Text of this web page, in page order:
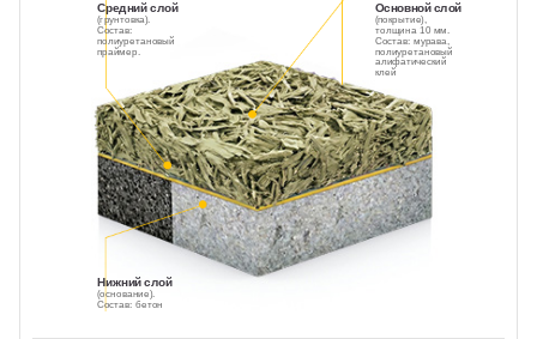
Нижний слой
(основание).
Состав: бетон
Средний слой
(грунтовка).
Состав:
полиуретановый
праймер.
Основной слой
(покрытие),
толщина 10 мм.
Состав: мурава,
полиуретановый
алифатический
клей